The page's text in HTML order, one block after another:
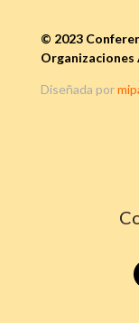
© 2023
Organizaciones
Diseñada por